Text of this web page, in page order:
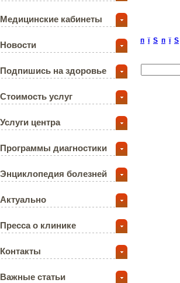
п ї Ѕ п ї Ѕ
Медицинские кабинеты
Новости
Подпишись на здоровье
Стоимость услуг
Услуги центра
Программы диагностики
Энциклопедия болезней
Актуально
Пресса о клинике
Контакты
Важные статьи